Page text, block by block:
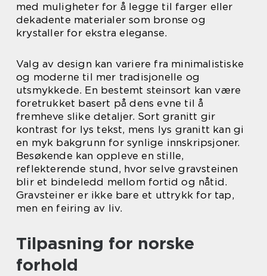
med muligheter for å legge til farger eller
dekadente materialer som bronse og
krystaller for ekstra eleganse.
Valg av design kan variere fra minimalistiske
og moderne til mer tradisjonelle og
utsmykkede. En bestemt steinsort kan være
foretrukket basert på dens evne til å
fremheve slike detaljer. Sort granitt gir
kontrast for lys tekst, mens lys granitt kan gi
en myk bakgrunn for synlige innskripsjoner.
Besøkende kan oppleve en stille,
reflekterende stund, hvor selve gravsteinen
blir et bindeledd mellom fortid og nåtid.
Gravsteiner er ikke bare et uttrykk for tap,
men en feiring av liv.
Tilpasning for norske
forhold